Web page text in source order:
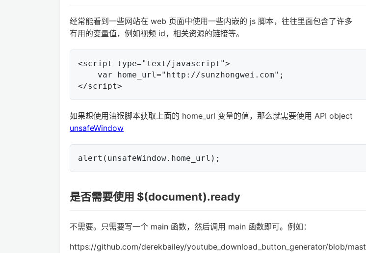
经常能看到一些网站在 web 页面中使用一些内嵌的 js 脚本，往往里面包含了许多
有用的变量值，例如视频 id，相关资源的链接等。
<script type="text/javascript">
如果想使用油猴脚本获取上面的 home_url 变量的值，那么就需要使用 API object
unsafeWindow
是否需要使用 $(document).ready
不需要。只需要写一个 main 函数，然后调用 main 函数即可。例如：
https://github.com/derekbailey/youtube_download_button_generator/blob/